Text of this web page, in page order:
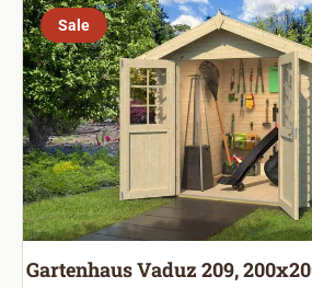
Sale
Gartenhaus Vaduz 209,